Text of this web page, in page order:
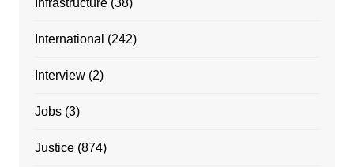
Infrastructure(38)
International (242)
Interview(2)
Jobs(3)
Justice(874)